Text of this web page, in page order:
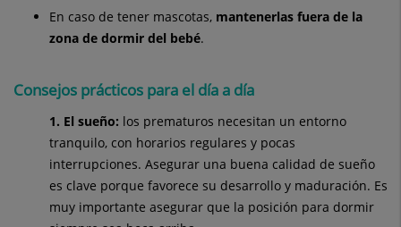
En caso de tener mascotas, mantenerlas fuera de la
zona de dormir del bebé.
Consejos prácticos para el día a día
1. El sueño: los prematuros necesitan un entorno
tranquilo, con horarios regulares y pocas
interrupciones. Asegurar una buena calidad de sueño
es clave porque favorece su desarrollo y maduración. Es
muy importante asegurar que la posición para dormir